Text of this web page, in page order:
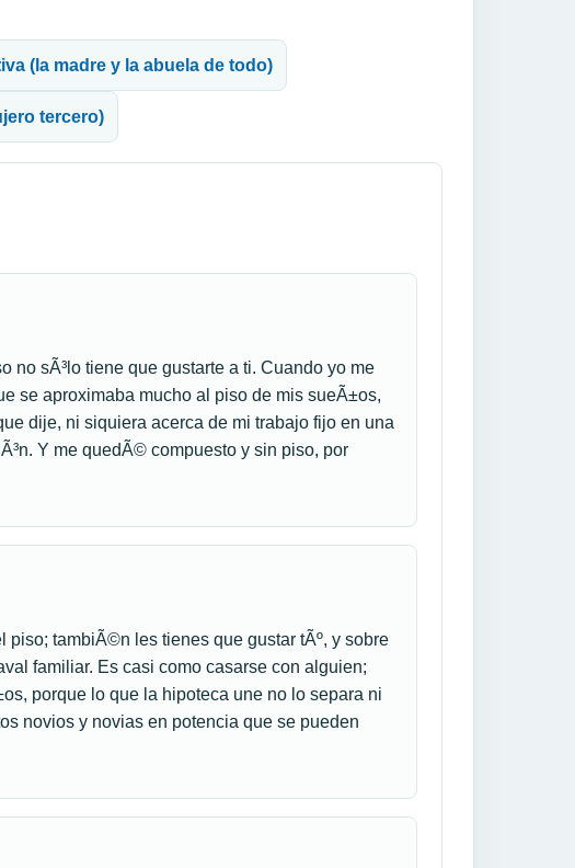
(la madre y la abuela de todo)
tercero)
no sÃ³lo tiene que gustarte a ti. Cuando yo me
se aproximaba mucho al piso de mis sueÃ±os,
dije, ni siquiera acerca de mi trabajo fijo en una
Y me quedÃ© compuesto y sin piso, por
piso; tambiÃ©n les tienes que gustar tÃº, y sobre
familiar. Es casi como casarse con alguien;
porque lo que la hipoteca une no lo separa ni
novios y novias en potencia que se pueden